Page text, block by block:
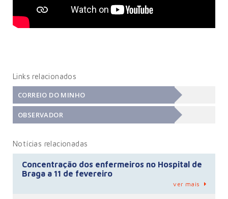
Links relacionados
CORREIO DO MINHO
OBSERVADOR
Notícias relacionadas
Concentração dos enfermeiros no Hospital de
Braga a 11 de fevereiro
ver mais